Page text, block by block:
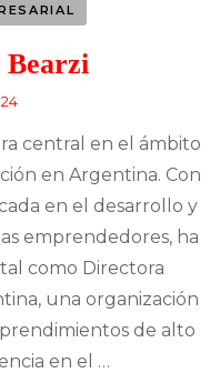
central en el ámbito
en Argentina. Con
en el desarrollo y
emprendedores, ha
como Directora
una organización
de alto
en el …